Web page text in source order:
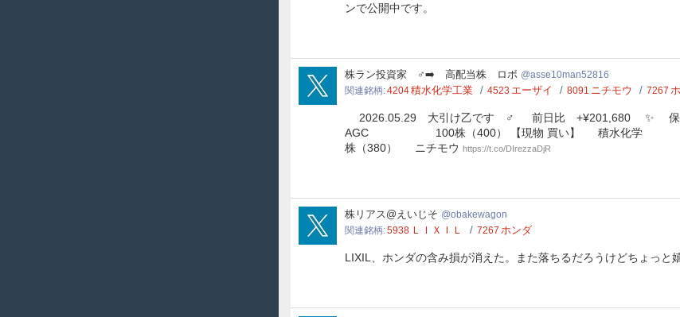
ンで公開中です。
asse10man52816
株ラン投資家 ‍♂️‍➡️ 高配当株 ロボ asse10man52816
関連銘柄 4204積水化学工業 4523 エーザイ 8091 ニチモウ 7267
2026.05.29 大引け乙です ‍♂️ 前日比 +¥201,680 ✨ 保
AGC 100株（400） 【現物 買い】 積水化
株（380） ニチモウ https://t.co/DIrezzaDjR
obakewagon
株リアス@えいじそ obakewagon
関連銘柄 5938 ＬＩＸＩＬ 7267 ホンダ
LIXIL、ホンダの含み損が消えた。また落ちるだろうけどちょっと